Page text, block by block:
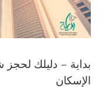
بداية – دليلك لحجز
الإسكان